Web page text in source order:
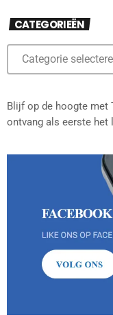
CATEGORIEËN
Blijf op de hoogte met
ontvang als eerste het